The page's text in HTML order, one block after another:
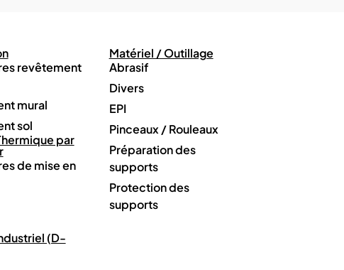
revêtement
mural
sol
par
de mise en
(D-
Matériel / Outillage
Abrasif
Divers
EPI
Pinceaux / Rouleaux
Préparation des
supports
Protection des
supports